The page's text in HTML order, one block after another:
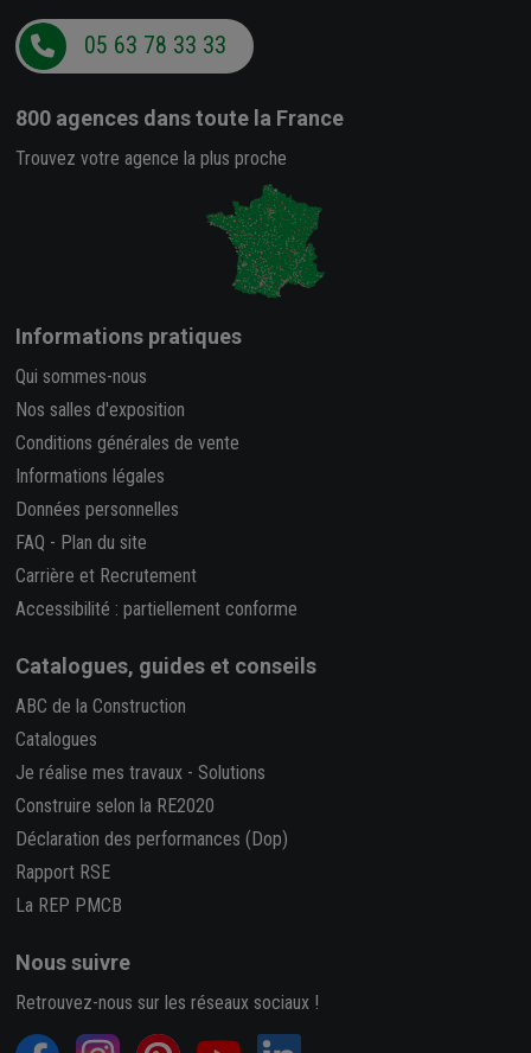
05 63 78 33 33
800 agences dans toute la France
Trouvez votre agence la plus proche
Informations pratiques
Qui sommes-nous
Nos salles d'exposition
Conditions générales de vente
Informations légales
Données personnelles
FAQ - Plan du site
Carrière et Recrutement
Accessibilité : partiellement conforme
Catalogues, guides et conseils
ABC de la Construction
Catalogues
Je réalise mes travaux - Solutions
Construire selon la RE2020
Déclaration des performances (Dop)
Rapport RSE
La REP PMCB
Nous suivre
Retrouvez-nous sur les réseaux sociaux !